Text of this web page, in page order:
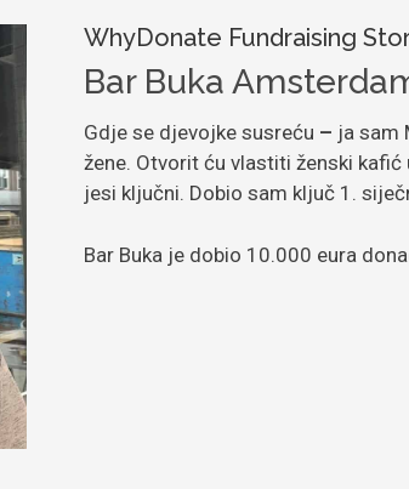
WhyDonate Fundraising
Bar Buka
Gdje se djevojke susreću – ja sam
žene. Otvorit ću vlastiti ženski
jesi ključni. Dobio sam ključ 1.
Bar Buka je dobio 10.000 eura